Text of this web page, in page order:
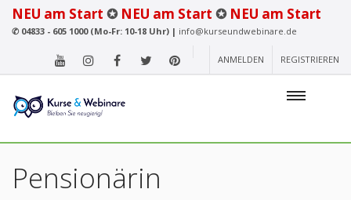
NEU am Start ✪ NEU am Start ✪ NEU am Start
✆04833 - 605 1000 (Mo-Fr: 10-18 Uhr) | info@kurseundwebinare.de
ANMELDEN REGISTRIEREN
Pensionärin